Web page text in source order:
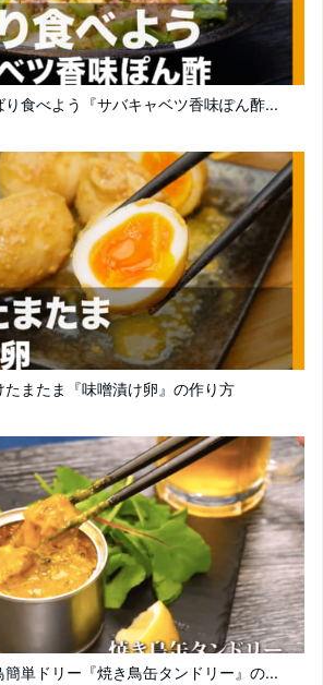
り食べよう『サバキャベツ香味ぽん酢...
たまたま『味噌漬け卵』の作り方
簡単ドリー『焼き鳥缶タンドリー』の...